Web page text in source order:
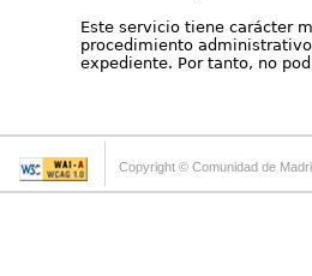
Este servicio tiene carácter
procedimiento
expediente. Por tanto, no
Copyright © Comunidad de